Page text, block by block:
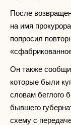
После
на имя
попросил
Он также
которые были
словам беглого
бывшего
схему с